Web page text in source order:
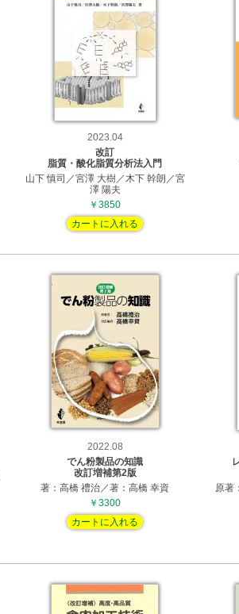
2023.04
改訂
脂質・酸化脂質分析法入門
山下 慎司／宮澤 大樹／木下 幹朗／宮
澤 陽夫
￥3850
カートに入れる
2022.08
でん粉製品の知識
改訂増補第2版
著：高橋 禮治／著：高橋 幸資
￥3300
カートに入れる
原著